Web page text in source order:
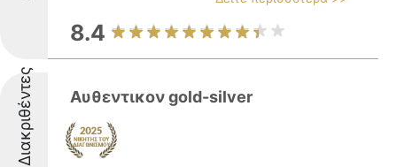
8.4
Διακριθέντες Αυθεντικον gold-silver